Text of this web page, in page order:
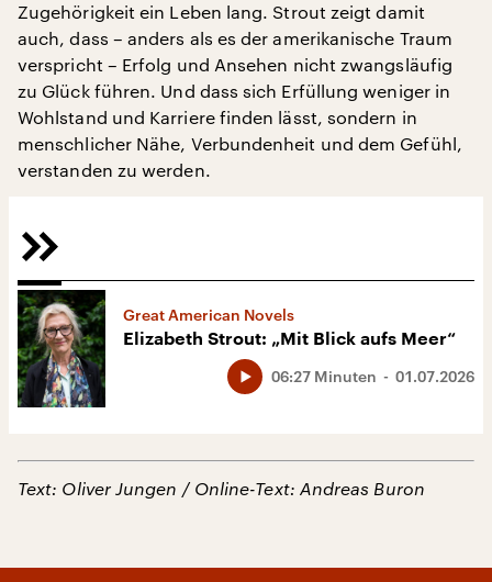
Zugehörigkeit ein Leben lang. Strout zeigt damit
auch, dass – anders als es der amerikanische Traum
verspricht – Erfolg und Ansehen nicht zwangsläufig
zu Glück führen. Und dass sich Erfüllung weniger in
Wohlstand und Karriere finden lässt, sondern in
menschlicher Nähe, Verbundenheit und dem Gefühl,
verstanden zu werden.
Great American Novels
Elizabeth Strout: „Mit Blick aufs Meer“
01.07.2026
06:27 Minuten
Text: Oliver Jungen / Online-Text: Andreas Buron